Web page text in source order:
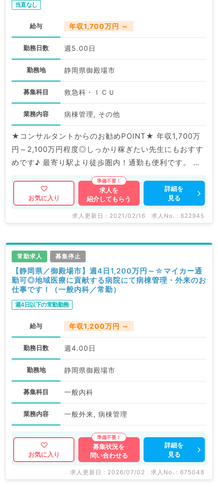
当直なし
給与 年収1,700万円 ～
勤務日数 週5.00日
勤務地 静岡県御殿場市
募集科目 救急科・ＩＣＵ
業務内容 病棟管理, その他
★コンサルタントからのお勧めPOINT★ 年収1,700万
円～2,100万円程度◎しっかり稼ぎたい先生にもおすす
めです♪ 最寄り駅より徒歩圏内！通勤も便利です。 マ
イナビDOCTORでは病院やクリニックなどの医療機関
求人はもちろんのこと、 掲載情報以外にも産業医等の
企業系求人も多数扱っています。 求人内容の詳細等は
お気軽にお問合せ下さい。
お気に入り
求人を
紹介してもらう
詳細を
見る
求人更新日 : 2021/02/16 求人No. : 622945
常勤求人 募集停止
【静岡県／御殿場市】週4日1,200万円～☆マイカー通
勤可◎地域医療に貢献する病院にて病棟管理・外来のお
仕事です！（一般内科／常勤）
週4日以下の常勤勤務
給与 年収1,200万円 ～
勤務日数 週4.00日
勤務地 静岡県御殿場市
募集科目 一般内科
業務内容 一般外来, 病棟管理
お気に入り
募集状況を
問い合わせる
詳細を
見る
求人更新日 : 2026/07/02 求人No. : 675048